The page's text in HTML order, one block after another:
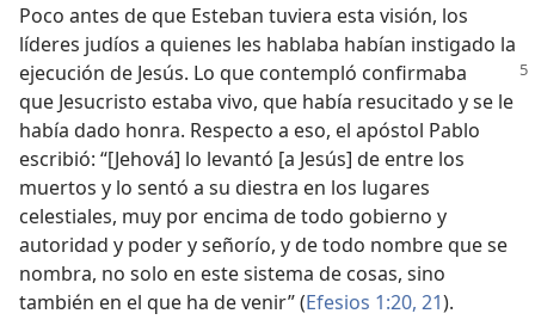
Poco antes de que Esteban tuviera esta visión, los
líderes judíos a quienes les hablaba habían instigado la
ejecución de Jesús. Lo que contempló confirmaba
que Jesucristo estaba vivo, que había resucitado y se le
había dado honra. Respecto a eso, el apóstol Pablo
escribió: “[Jehová] lo levantó [a Jesús] de entre los
muertos y lo sentó a su diestra en los lugares
celestiales, muy por encima de todo gobierno y
autoridad y poder y señorío, y de todo nombre que se
nombra, no solo en este sistema de cosas, sino
también en el que ha de venir” (Efesios 1:20, 21).